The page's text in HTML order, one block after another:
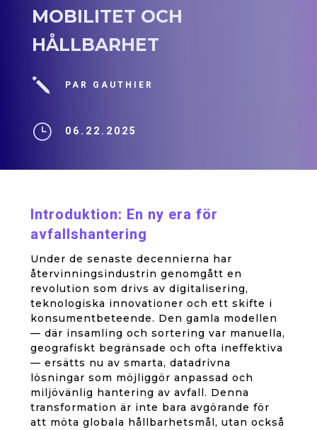
MOBILITET OCH
HÅLLBARHET
j PAR GAUTHIER
} 06.22.2025
Introduktion: En ny era för
avfallshantering
Under de senaste decennierna har
återvinningsindustrin genomgått en
revolution som drivs av digitalisering,
teknologiska innovationer och ett skifte i
konsumentbeteende. Den gamla modellen
— där insamling och sortering var manuella,
geografiskt begränsade och ofta ineffektiva
— ersätts nu av smarta, datadrivna
lösningar som möjliggör anpassad och
miljövänlig hantering av avfall. Denna
transformation är inte bara avgörande för
att möta globala hållbarhetsmål, utan också